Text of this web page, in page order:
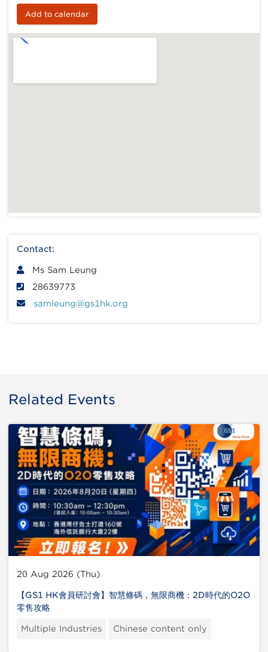
Add to calendar
Contact:
Ms Sam Leung
28639773
samleung@gs1hk.org
Related Events
20 Aug 2026 (Thu)
【GS1 HK會員研討會】智慧條碼，無限商機：2D時代的O2O
零售攻略
Multiple Industries Chinese content only